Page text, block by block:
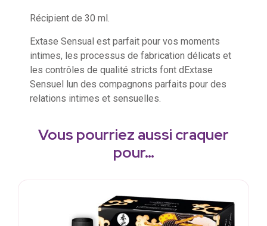
Récipient de 30 ml.
Extase Sensual est parfait pour vos moments
intimes, les processus de fabrication délicats et
les contrôles de qualité stricts font dExtase
Sensuel lun des compagnons parfaits pour des
relations intimes et sensuelles.
Vous pourriez aussi craquer
pour…